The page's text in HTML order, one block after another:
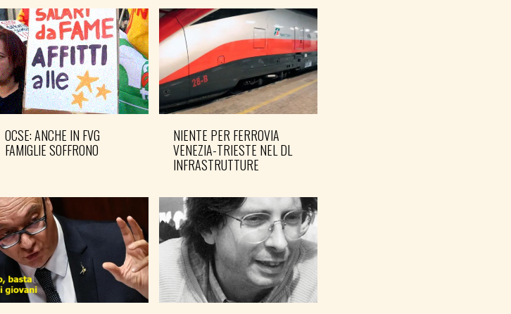
OCSE: ANCHE IN FVG
FAMIGLIE SOFFRONO
NIENTE PER FERROVIA
VENEZIA-TRIESTE NEL DL
INFRASTRUTTURE